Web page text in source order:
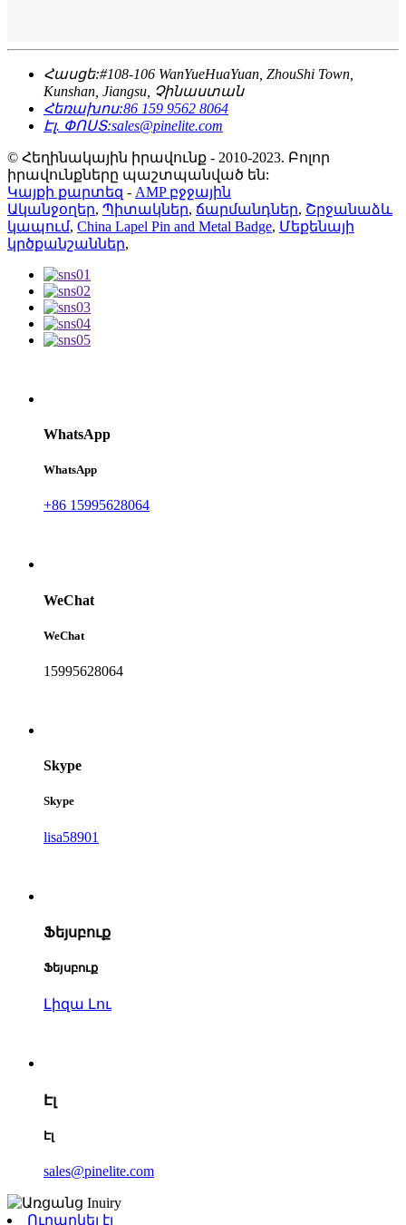
Հասցե:#108-106 WanYueHuaYuan, ZhouShi Town,
Kunshan, Jiangsu, Չինաստան
Հեռախոս:86 159 9562 8064
Էլ. ՓՈՍՏ:sales@pinelite.com
© Հեղինակային իրավունք - 2010-2023. Բոլոր
իրավունքները պաշտպանված են:
Կայքի քարտեզ - AMP բջջային
Ականջօղեր, Պիտակներ, ճարմանդներ, Շրջանաձև
կապում, China Lapel Pin and Metal Badge, Մեքենայի
կրծքանշաններ,
WhatsApp
WhatsApp
+86 15995628064
WeChat
WeChat
15995628064
Skype
Skype
lisa58901
Ֆեյսբուք
Ֆեյսբուք
Լիզա Լու
Էլ
Էլ
sales@pinelite.com
Ուղարկել էլ